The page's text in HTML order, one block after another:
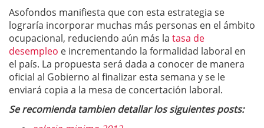
Asofondos manifiesta que con esta estrategia se
lograría incorporar muchas más personas en el ámbito
ocupacional, reduciendo aún más la tasa de
desempleo e incrementando la formalidad laboral en
el país. La propuesta será dada a conocer de manera
oficial al Gobierno al finalizar esta semana y se le
enviará copia a la mesa de concertación laboral.
Se recomienda tambien detallar los siguientes posts: